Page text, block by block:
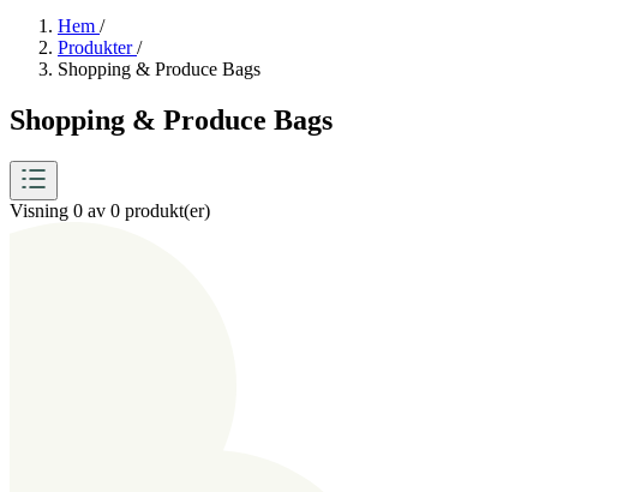
Hem /
Produkter/
Shopping & Produce Bags
Shopping & Produce Bags
Visning 0 av 0 produkt(er)